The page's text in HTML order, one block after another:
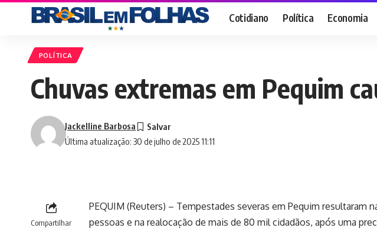
Cotidiano Política Economia
POLÍTICA
Chuvas extremas em Pequim
Última atualização: 30 de julho de 2025 11:11
Jackelline Barbosa
Compartilhar
PEQUIM (Reuters) – Tempestades severas em Pequim resultaram
pessoas e na realocação de mais de 80 mil cidadãos, após uma